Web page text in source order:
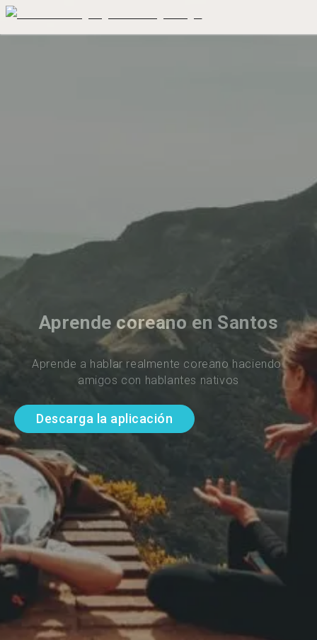
Aprende coreano en Santos
Aprende a hablar realmente coreano haciendo
amigos con hablantes nativos
Descarga la aplicación